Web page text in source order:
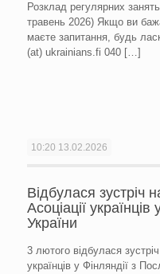
Розклад регулярних
травень 2026) Якщо ви
маєте запитання, будь
(at) ukrainians.fi 040[…]
10:20 13.02.2026
Відбулася зустріч
Асоціації
України
3 лютого відбулася
українців у Фінляндії з